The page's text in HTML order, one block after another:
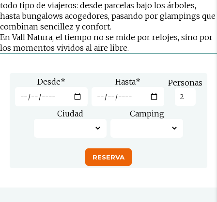
todo tipo de viajeros: desde parcelas bajo los árboles,
hasta bungalows acogedores, pasando por glampings que
combinan sencillez y confort.
En Vall Natura, el tiempo no se mide por relojes, sino por
los momentos vividos al aire libre.
Desde* Hasta* Personas
Ciudad Camping